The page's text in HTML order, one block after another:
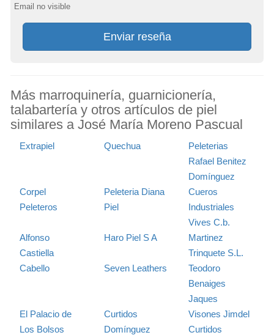
Email no visible
Enviar reseña
Más marroquinería, guarnicionería,
talabartería y otros artículos de piel
similares a José María Moreno Pascual
Extrapiel Quechua
Peleterias
Rafael Benitez
Domínguez
Corpel
Peleteros
Peleteria Diana
Piel
Cueros
Industriales
Vives C.b.
Alfonso
Castiella
Cabello
Haro Piel S A
Martinez
Trinquete S.L.
Seven Leathers
Teodoro
Benaiges
Jaques
El Palacio de
Los Bolsos
Curtidos
Domínguez
Visones Jimdel
Curtidos